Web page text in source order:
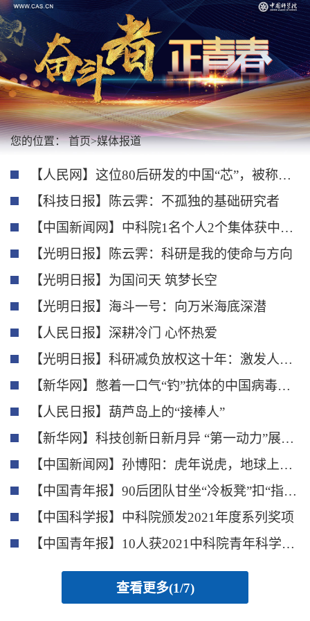
您的位置：首页>媒体报道
【人民网】这位80后研发的中国“芯”，被称为“开创性进展”
【科技日报】陈云霁：不孤独的基础研究者
【中国新闻网】中科院1名个人2个集体获中国青年五四奖章
【光明日报】陈云霁：科研是我的使命与方向
【光明日报】为国问天 筑梦长空
【光明日报】海斗一号：向万米海底深潜
【人民日报】深耕冷门 心怀热爱
【光明日报】科研减负放权这十年：激发人才活力 点燃创新激情
【新华网】憋着一口气“钓”抗体的中国病毒学家
【人民日报】葫芦岛上的“接棒人”
【新华网】科技创新日新月异 “第一动力”展现蓬勃生机
【中国新闻网】孙博阳：虎年说虎，地球上的老虎是怎么来的？
【中国青年报】90后团队甘坐“冷板凳”扣“指纹之谜”
【中国科学报】中科院颁发2021年度系列奖项
【中国青年报】10人获2021中科院青年科学家奖
查看更多(1/7)